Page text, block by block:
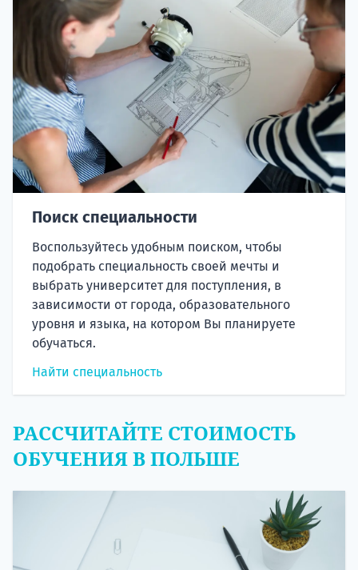
Поиск специальности
Воспользуйтесь удобным поиском, чтобы
подобрать специальность своей мечты и
выбрать университет для поступления, в
зависимости от города, образовательного
уровня и языка, на котором Вы планируете
обучаться.
Найти специальность
РАССЧИТАЙТЕ СТОИМОСТЬ
ОБУЧЕНИЯ В ПОЛЬШЕ